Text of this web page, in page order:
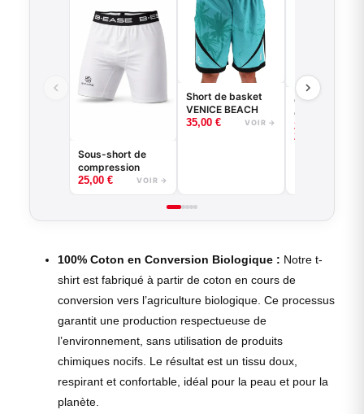
Sous-short de
compression
25,00 € VOIR →
Short de basket
VENICE BEACH
35,00 € VOIR →
Collant 3/4 -
Game - Noir ou
Blanc -
BASKETBALL
22,00
25,00
100% Coton en Conversion Biologique : Notre t-
shirt est fabriqué à partir de coton en cours de
conversion vers l’agriculture biologique. Ce processus
garantit une production respectueuse de
l’environnement, sans utilisation de produits
chimiques nocifs. Le résultat est un tissu doux,
respirant et confortable, idéal pour la peau et pour la
planète.